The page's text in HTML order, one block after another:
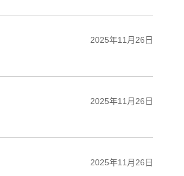
2025年11月26日
2025年11月26日
2025年11月26日